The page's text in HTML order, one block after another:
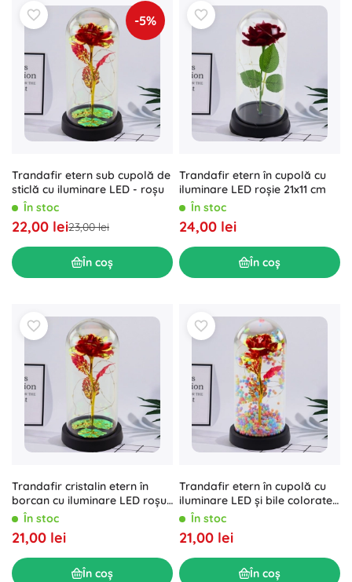
-5%
Trandafir etern sub cupolă de
sticlă cu iluminare LED - roșu
În stoc
22,00 lei23,00 lei
În coș
Trandafir etern în cupolă cu
iluminare LED roșie 21x11 cm
În stoc
24,00 lei
În coș
Trandafir cristalin etern în
borcan cu iluminare LED roșu
21x11 cm
În stoc
21,00 lei
În coș
Trandafir etern în cupolă cu
iluminare LED și bile colorate
roșuÎn stoc
21,00 lei
În coș